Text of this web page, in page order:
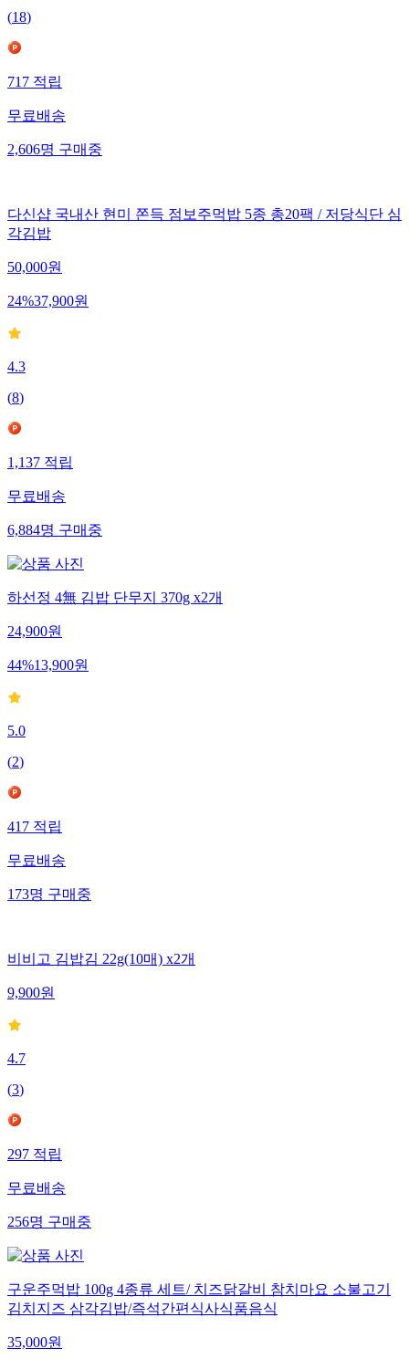
(18)
717적립
무료배송
2,606명구매중
다신샵 국내산 현미 쫀득 점보주먹밥 5종 총20팩 / 저당식단 심
각김밥
50,000원
24%37,900원
4.3
(8)
1,137적립
무료배송
6,884명구매중
하선정 4無 김밥 단무지 370g x2개
24,900원
44%13,900원
5.0
(2)
417적립
무료배송
173명구매중
비비고 김밥김 22g(10매) x2개
9,900원
4.7
(3)
297적립
무료배송
256명구매중
구운주먹밥 100g 4종류 세트/ 치즈닭갈비 참치마요 소불고기
김치지즈 삼각김밥/즉석간편식사식품음식
35,000원